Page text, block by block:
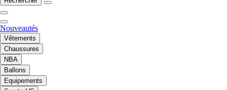
Nouveautés
Vêtements
Chaussures
NBA
Ballons
Equipements